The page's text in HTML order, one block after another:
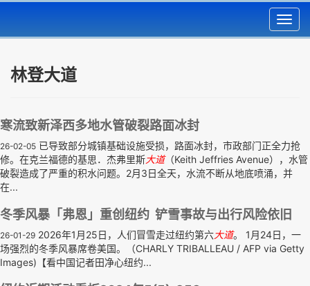
林登大道
寒流致新泽西多地水管破裂路面冰封
26-02-05 已导致部分城镇基础设施受损，路面冰封，市政部门正全力抢
修。在克兰福德的基思．杰弗里斯大道（Keith Jeffries Avenue），水管
破裂造成了严重的积水问题。2月3日全天，水流不断从地底喷涌，并
在...
冬季风暴「弗恩」重创纽约 铲雪事故与出行风险依旧
26-01-29 2026年1月25日，人们冒雪走过纽约第六大道。 1月24日，一
场强烈的冬季风暴席卷美国。（CHARLY TRIBALLEAU / AFP via Getty
Images)【看中国记者田净心纽约...